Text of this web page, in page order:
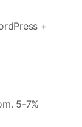
+
5-7%